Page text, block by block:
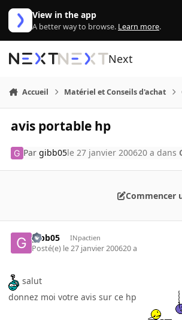
Aller au contenu
View in the app
A better way to browse. Learn more.
Next
Accueil Matériel et Conseils d'achat
avis portable hp
Pargibb05le 27 janvier 200620 a dans
Commencer
gibb05 INpactien
Posté(e) le 27 janvier 200620 a
salut
donnez moi votre avis sur ce hp